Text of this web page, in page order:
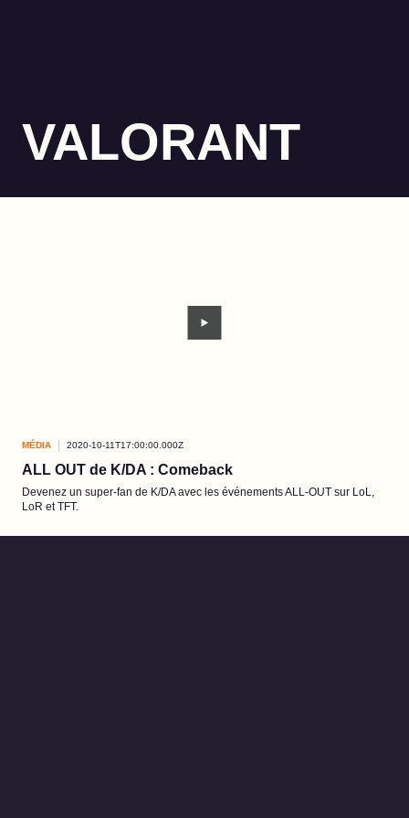
VALORANT
MÉDIA 2020-10-11T17:00:00.000Z
ALL OUT de K/DA : Comeback
Devenez un super-fan de K/DA avec les événements ALL-OUT sur LoL,
LoR et TFT.